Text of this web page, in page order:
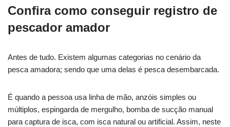
Confira como conseguir registro de
pescador amador
Antes de tudo. Existem algumas categorias no cenário da
pesca amadora; sendo que uma delas é pesca desembarcada.
É quando a pessoa usa linha de mão, anzóis simples ou
múltiplos, espingarda de mergulho, bomba de sucção manual
para captura de isca, com isca natural ou artificial. Assim, neste